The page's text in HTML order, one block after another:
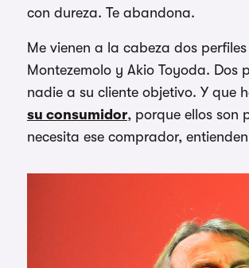
con dureza. Te abandona.
Me vienen a la cabeza dos
Montezemolo y Akio Toyoda.
nadie a su cliente objetivo. Y que
su consumidor, porque ellos son
necesita ese comprador,